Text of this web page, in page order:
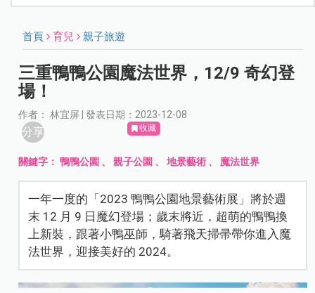
首頁 育兒 親子旅遊
三重鴨鴨公園魔法世界，12/9 奇幻登
場！
作者： 林宜屏 | 發表日期：2023-12-08
分享 收藏
關鍵字：鴨鴨公園 、親子公園 、地景藝術 、 魔法世界
一年一度的「2023 鴨鴨公園地景藝術展」將於週
末 12 月 9 日魔幻登場；歲末將近，超萌的鴨鴨換
上新裝，跟著小鴨巫師，騎著飛天掃帚帶你進入魔
法世界，迎接美好的 2024。